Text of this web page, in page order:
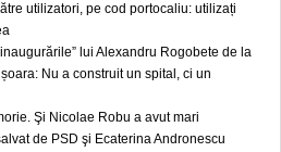
utilizatori, pe cod portocaliu: utilizați
lui Alexandru Rogobete de la
Nu a construit un spital, ci un
Şi Nicolae Robu a avut mari
de PSD şi Ecaterina Andronescu